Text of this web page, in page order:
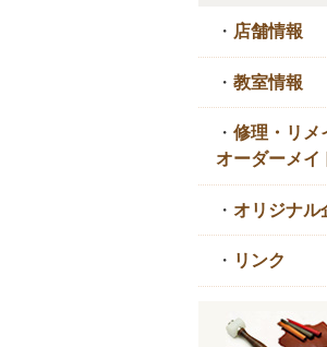
・ 店舗情報
・ 教室情報
・ 修理・リメ
オーダーメイ
・ オリジナル
・ リンク